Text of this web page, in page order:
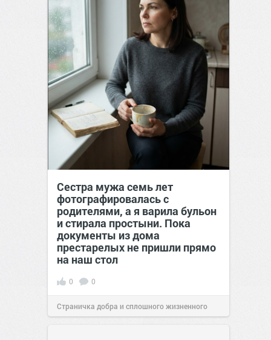
Сестра мужа семь лет
фотографировалась с
родителями, а я варила бульон
и стирала простыни. Пока
документы из дома
престарелых не пришли прямо
на наш стол
0 0
Страничка добра и сплошного жизненного